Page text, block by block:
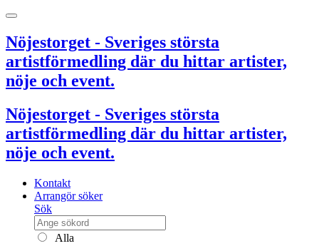
Nöjestorget - Sveriges största
artistförmedling där du hittar artister,
nöje och event.
Nöjestorget - Sveriges största
artistförmedling där du hittar artister,
nöje och event.
Kontakt
Arrangör söker
Sök
Alla